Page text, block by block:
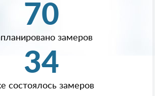
70
замеров
34
состоялось замеров